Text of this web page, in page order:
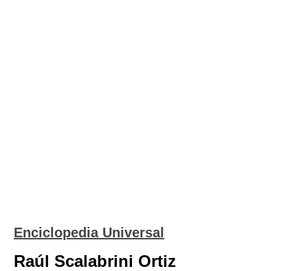
Enciclopedia Universal
Raúl Scalabrini Ortiz